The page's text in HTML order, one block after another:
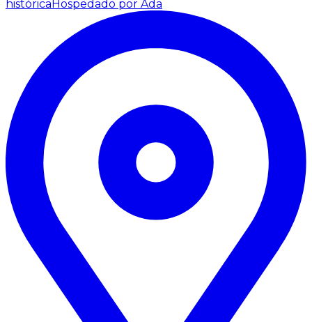
histórica Hospedado por Ada